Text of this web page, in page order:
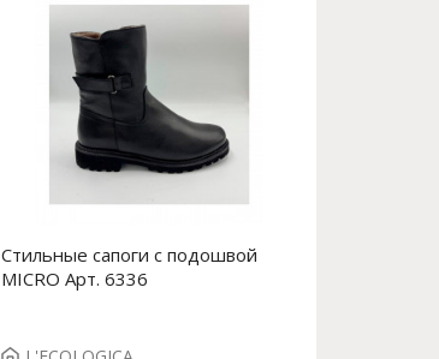
Стильные сапоги с подошвой
MICRO Арт. 6336